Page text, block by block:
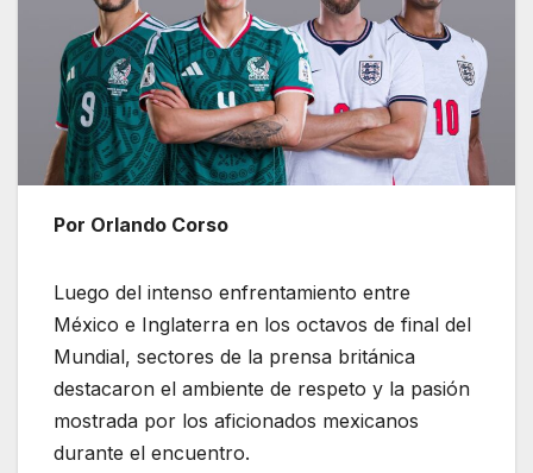
Por Orlando Corso
Luego del intenso enfrentamiento entre
México e Inglaterra en los octavos de final del
Mundial, sectores de la prensa británica
destacaron el ambiente de respeto y la pasión
mostrada por los aficionados mexicanos
durante el encuentro.